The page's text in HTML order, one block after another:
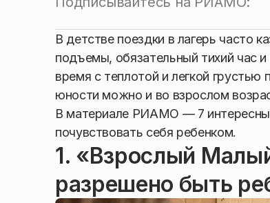
В детстве поездки в лагерь часто
подъемы, обязательный тихий час
время с теплотой и легкой
юности можно и во взрослом
В материале РИАМО — 7
почувствовать себя ребенком.
1. «Взрослый
разрешено быть